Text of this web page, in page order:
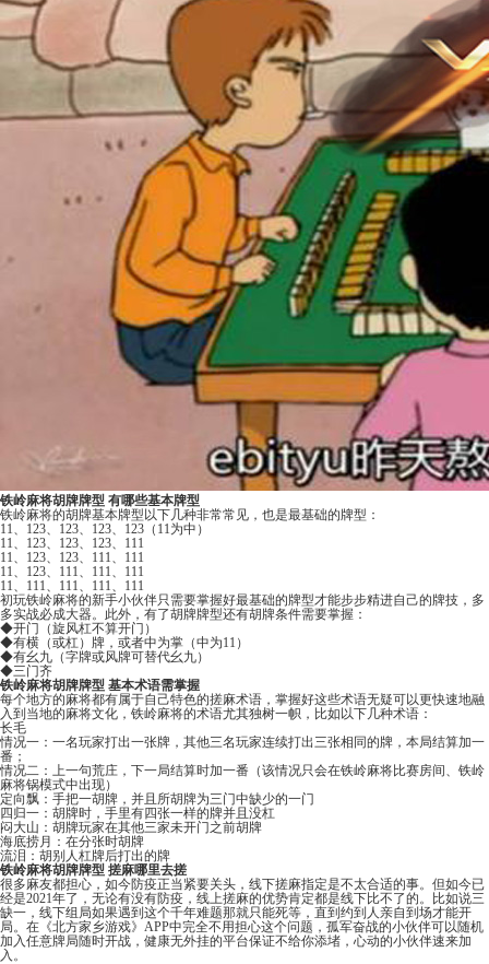
铁岭麻将胡牌牌型 有哪些基本牌型
铁岭麻将的胡牌基本牌型以下几种非常常见，也是最基础的牌型：
11、123、123、123、123（11为中）
11、123、123、123、111
11、123、123、111、111
11、123、111、111、111
11、111、111、111、111
初玩铁岭麻将的新手小伙伴只需要掌握好最基础的牌型才能步步精进自己的牌技，多
多实战必成大器。此外，有了胡牌牌型还有胡牌条件需要掌握：
◆开门（旋风杠不算开门）
◆有横（或杠）牌，或者中为掌（中为11）
◆有幺九（字牌或风牌可替代幺九）
◆三门齐
铁岭麻将胡牌牌型 基本术语需掌握
每个地方的麻将都有属于自己特色的搓麻术语，掌握好这些术语无疑可以更快速地融
入到当地的麻将文化，铁岭麻将的术语尤其独树一帜，比如以下几种术语：
长毛
情况一：一名玩家打出一张牌，其他三名玩家连续打出三张相同的牌，本局结算加一
番；
情况二：上一句荒庄，下一局结算时加一番（该情况只会在铁岭麻将比赛房间、铁岭
麻将锅模式中出现）
定向飘：手把一胡牌，并且所胡牌为三门中缺少的一门
四归一：胡牌时，手里有四张一样的牌并且没杠
闷大山：胡牌玩家在其他三家未开门之前胡牌
海底捞月：在分张时胡牌
流泪：胡别人杠牌后打出的牌
铁岭麻将胡牌牌型 搓麻哪里去搓
很多麻友都担心，如今防疫正当紧要关头，线下搓麻指定是不太合适的事。但如今已
经是2021年了，无论有没有防疫，线上搓麻的优势肯定都是线下比不了的。比如说三
缺一，线下组局如果遇到这个千年难题那就只能死等，直到约到人亲自到场才能开
局。在《北方家乡游戏》APP中完全不用担心这个问题，孤军奋战的小伙伴可以随机
加入任意牌局随时开战，健康无外挂的平台保证不给你添堵，心动的小伙伴速来加
入。